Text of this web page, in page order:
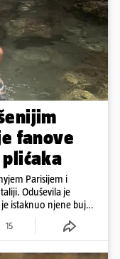
fanove
Parisijem i
Oduševila je
istaknuo njene bujne
15